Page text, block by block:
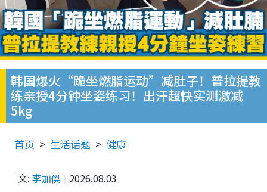
韩国爆火“跪坐燃脂运动”减肚子！普拉提教
练亲授4分钟坐姿练习！出汗超快实测激减
5kg
首页 生活话题 健康
文: 李加傑 2026.08.03